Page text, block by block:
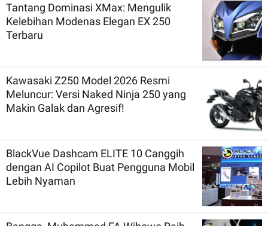
Tantang Dominasi XMax: Mengulik
Kelebihan Modenas Elegan EX 250
Terbaru
Kawasaki Z250 Model 2026 Resmi
Meluncur: Versi Naked Ninja 250 yang
Makin Galak dan Agresif!
BlackVue Dashcam ELITE 10 Canggih
dengan AI Copilot Buat Pengguna Mobil
Lebih Nyaman